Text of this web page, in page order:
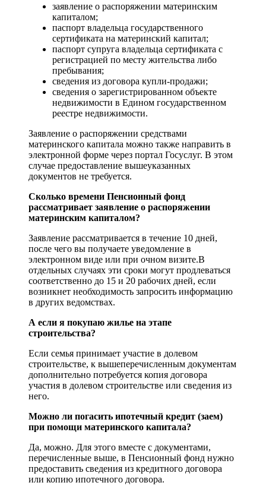
заявление о распоряжении материнским
капиталом;
паспорт владельца государственного
сертификата на материнский капитал;
паспорт супруга владельца сертификата с
регистрацией по месту жительства либо
пребывания;
сведения из договора купли-продажи;
сведения о зарегистрированном объекте
недвижимости в Едином государственном
реестре недвижимости.
Заявление о распоряжении средствами
материнского капитала можно также направить в
электронной форме через портал Госуслуг. В этом
случае предоставление вышеуказанных
документов не требуется.
Сколько времени Пенсионный фонд
рассматривает заявление о распоряжении
материнским капиталом?
Заявление рассматривается в течение 10 дней,
после чего вы получаете уведомление в
электронном виде или при очном визите.В
отдельных случаях эти сроки могут продлеваться
соответственно до 15 и 20 рабочих дней, если
возникнет необходимость запросить информацию
в других ведомствах.
А если я покупаю жилье на этапе
строительства?
Если семья принимает участие в долевом
строительстве, к вышеперечисленным документам
дополнительно потребуется копия договора
участия в долевом строительстве или сведения из
него.
Можно ли погасить ипотечный кредит (заем)
при помощи материнского капитала?
Да, можно. Для этого вместе с документами,
перечисленные выше, в Пенсионный фонд нужно
предоставить сведения из кредитного договора
или копию ипотечного договора.